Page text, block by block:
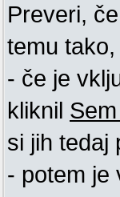
Preveri,
temu
- če je
kliknil
si jih tedaj
- potem je